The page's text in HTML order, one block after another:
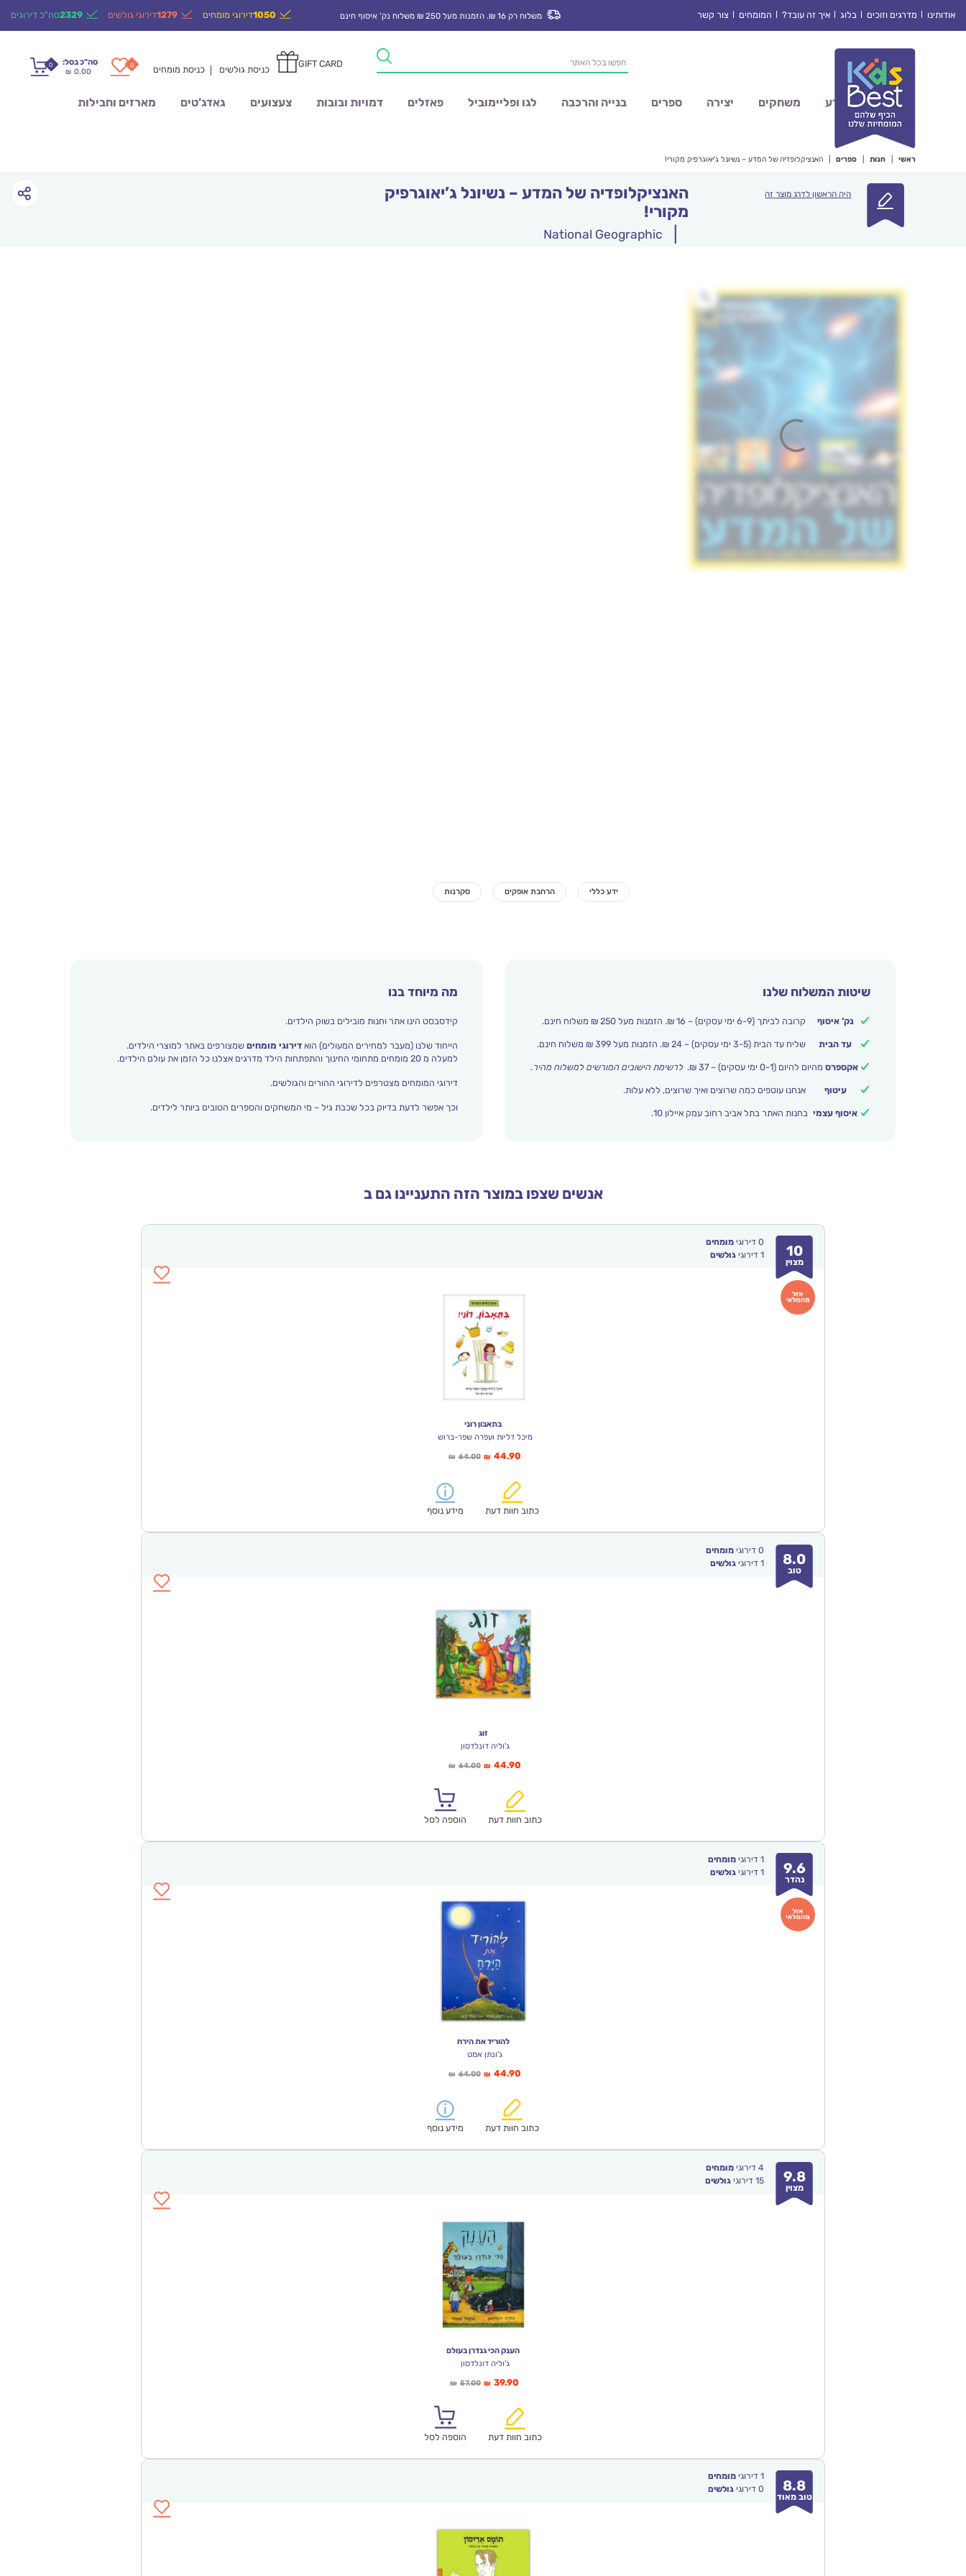
אודותינו מדרגים וזוכים בלוג איך זה עובד? המומחים צור קשר משלוח רק 16 ₪. הזמנות מעל 250 ₪ משלוח נק’ איסוף חינם 1050דירוגי מומחים 1279דירוגי גולשים 2329סה"כ דירוגים
Products
search
GIFT CARD כניסת גולשים כניסת מומחים 0
0 סה"כ בסל:
₪ 0.00
מדע משחקים יצירה ספרים בנייה והרכבה לגו ופליימוביל פאזלים דמויות ובובות צעצועים גאדג’טים מארזים וחבילות
ראשי חנות ספרים האנציקלופדיה של המדע – נשיונל ג’יאוגרפיק מקורי!
היה הראשון לדרג מוצר זה
האנציקלופדיה של המדע – נשיונל ג’יאוגרפיק
מקורי!
National Geographic
שיטות המשלוח שלנו
נק’ איסוף קרובה לביתך (6-9 ימי עסקים) – 16 ₪. הזמנות מעל 250 ₪ משלוח חינם.
עד הבית שליח עד הבית (3-5 ימי עסקים) – 24 ₪. הזמנות מעל 399 ₪ משלוח חינם.
אקספרס מהיום להיום (0-1 ימי עסקים) – 37 ₪. לרשימת הישובים המורשים למשלוח מהיר.
עיטוף אנחנו עוטפים כמה שרוצים ואיך שרוצים, ללא עלות.
איסוף עצמי בחנות האתר בתל אביב רחוב עמק איילון 10.
מה מיוחד בנו
קידסבסט הינו אתר וחנות מובילים בשוק הילדים.
הייחוד שלנו (מעבר למחירים המעולים) הוא דירוגי מומחיםשמצורפים באתר למוצרי הילדים.
למעלה מ 20 מומחים מתחומי החינוך והתפתחות הילד מדרגים אצלנו כל הזמן את עולם הילדים.
דירוגי המומחים מצטרפים לדירוגי ההורים והגולשים.
וכך אפשר לדעת בדיוק בכל שכבת גיל – מי המשחקים והספרים הטובים ביותר לילדים.
אנשים שצפו במוצר הזה התעניינו גם ב
10
מצוין
0 דירוגימומחים
1 דירוגיגולשים
בתאבון רוני
מיכל דליות ועפרה שפר-ברוש
₪ 64.00המחיר
₪64.00.
₪ 44.90המחיר
כתוב חוות דעת
מידע נוסף
8.0
טוב
0 דירוגימומחים
1 דירוגיגולשים
זוג
ג'וליה דונלדסון
₪ 64.00המחיר
₪64.00.
₪ 44.90המחיר
הוא:
כתוב חוות דעת
הוספה לסל
9.6
נהדר
1 דירוגימומחים
1 דירוגיגולשים
להוריד את הירח
ג'ונתן אמט
₪ 64.00המחיר
₪64.00.
₪ 44.90המחיר
כתוב חוות דעת
מידע נוסף
9.8
מצוין
4 דירוגימומחים
15 דירוגיגולשים
הענק הכי גנדרן בעולם
ג'וליה דונלדסון
₪ 57.00המחיר
₪57.00.
₪ 39.90
הוא:
כתוב חוות דעת
הוספה לסל
8.8
טוב מאוד
1 דירוגימומחים
0 דירוגיגולשים